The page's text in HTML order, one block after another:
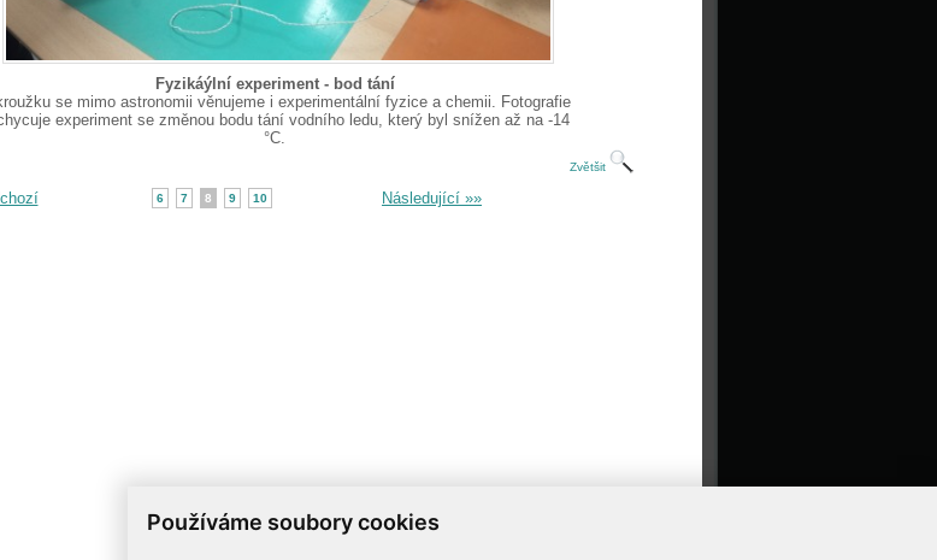
Používáme soubory cookies
Fyzikáýlní experiment - bod tání
se mimo astronomii věnujeme i experimentální fyzice a chemii. Fotografie
experiment se změnou bodu tání vodního ledu, který byl snížen až na -14
°C.
Zvětšit
6 7 8 9 10 Následující »»